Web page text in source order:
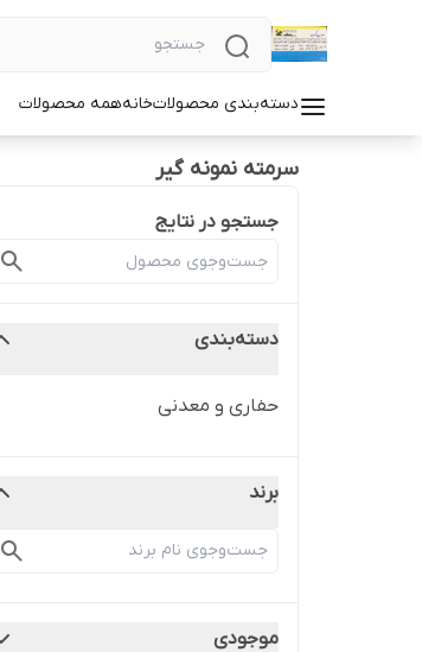
دسته‌بندی محصولاتخانههمه محصولات
سرمته نمونه گیر
جستجو در نتایج
دسته‌بندی
حفاری و معدنی
برند
موجودی